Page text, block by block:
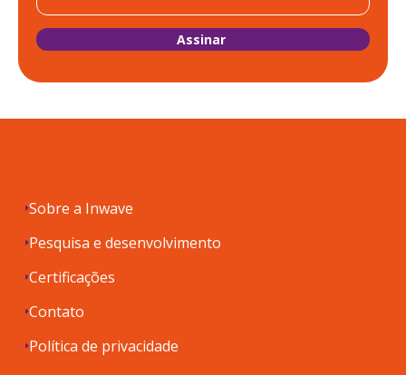
Sobre a Inwave
Pesquisa e desenvolvimento
Certificações
Contato
Política de privacidade